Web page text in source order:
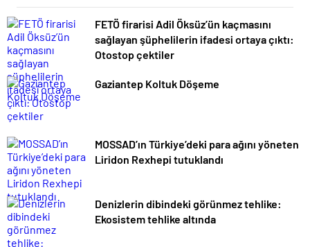
FETÖ firarisi Adil Öksüz’ün kaçmasını
sağlayan şüphelilerin ifadesi ortaya çıktı:
Otostop çektiler
Gaziantep Koltuk Döşeme
MOSSAD’ın Türkiye’deki para ağını yöneten
Liridon Rexhepi tutuklandı
Denizlerin dibindeki görünmez tehlike:
Ekosistem tehlike altında